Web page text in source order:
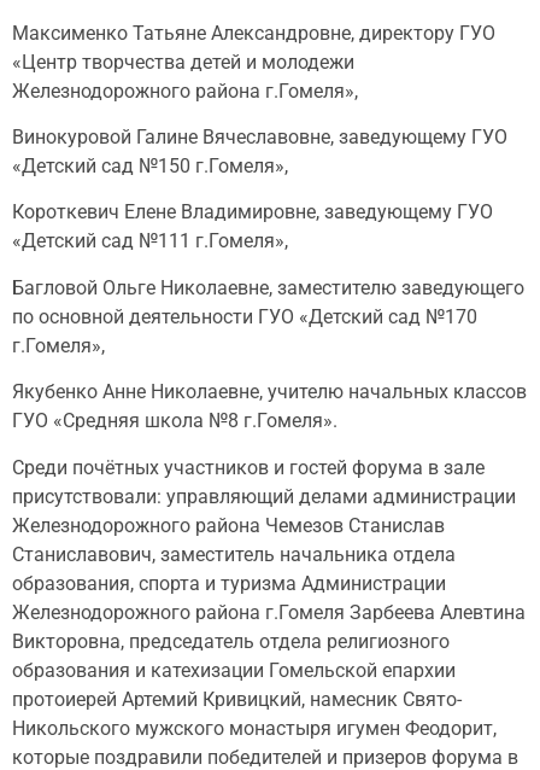
Максименко Татьяне Александровне, директору ГУО
«Центр творчества детей и молодежи
Железнодорожного района г.Гомеля»,
Винокуровой Галине Вячеславовне, заведующему ГУО
«Детский сад №150 г.Гомеля»,
Короткевич Елене Владимировне, заведующему ГУО
«Детский сад №111 г.Гомеля»,
Багловой Ольге Николаевне, заместителю заведующего
по основной деятельности ГУО «Детский сад №170
г.Гомеля»,
Якубенко Анне Николаевне, учителю начальных классов
ГУО «Средняя школа №8 г.Гомеля».
Среди почётных участников и гостей форума в зале
присутствовали: управляющий делами администрации
Железнодорожного района Чемезов Станислав
Станиславович, заместитель начальника отдела
образования, спорта и туризма Администрации
Железнодорожного района г.Гомеля Зарбеева Алевтина
Викторовна, председатель отдела религиозного
образования и катехизации Гомельской епархии
протоиерей Артемий Кривицкий, намесник Свято-
Никольского мужского монастыря игумен Феодорит,
которые поздравили победителей и призеров форума в